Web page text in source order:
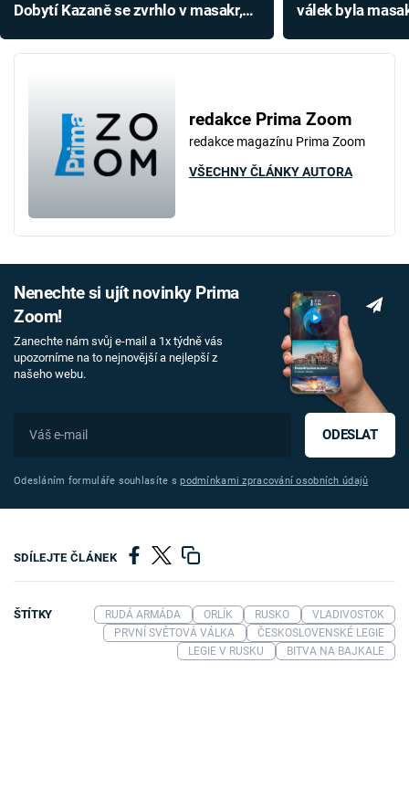
Dobytí Kazaně se zvrhlo v masakr,
taktiky
válek byla
redakce Prima Zoom
redakce magazínu Prima Zoom
VŠECHNY ČLÁNKY AUTORA
Nenechte si ujít novinky Prima
Zoom!
Zanechte nám svůj e-mail a 1x týdně vás
upozorníme na to nejnovější a nejlepší z
našeho webu.
ODESLAT
Odesláním formuláře souhlasíte spodmínkami zpracování osobních údajů
SDÍLEJTE ČLÁNEK
ŠTÍTKY RUDÁ ARMÁDA ORLÍK RUSKO
VLADIVOSTOK
PRVNÍ SVĚTOVÁ VÁLKA
ČESKOSLOVENSKÉ LEGIE
LEGIE V RUSKU
BITVA NA BAJKALE